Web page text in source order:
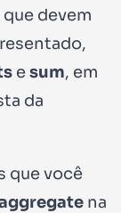
devem
esum, em
da
que você
na